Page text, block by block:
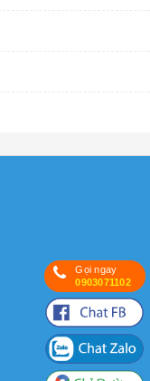
Gọi ngay
0903071102